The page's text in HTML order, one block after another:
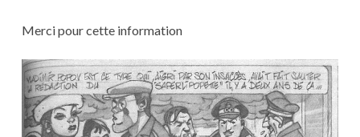
Merci pour cette information